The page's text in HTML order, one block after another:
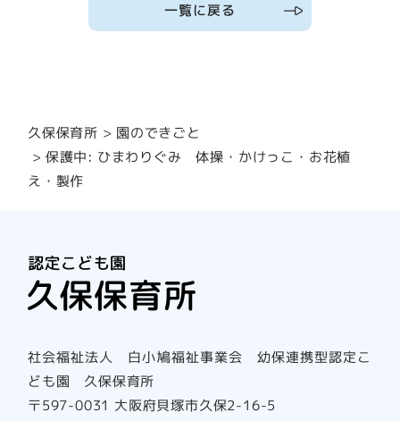
一覧に戻る
久保保育所 園のできごと
保護中: ひまわりぐみ 体操・かけっこ・お花植
え・製作
社会福祉法人 白小鳩福祉事業会 幼保連携型認定こ
ども園 久保保育所
〒597-0031 大阪府貝塚市久保2-16-5